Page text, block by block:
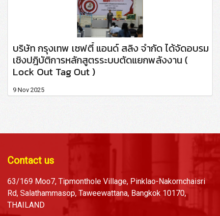
บริษัท กรุงเทพ เซฟตี้ แอนด์ สลิง จำกัด ได้จัดอบรม
เชิงปฎิบัติการหลักสูตรระบบตัดแยกพลังงาน (
Lock Out Tag Out )
9 Nov 2025
Contact us
63/169 Moo7, Tipmonthole Village, Pinklao-Nakornchaisri
Rd, Salathammasop, Taweewattana, Bangkok 10170,
THAILAND